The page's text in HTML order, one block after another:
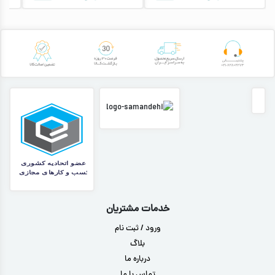
خدمات مشتریان
ورود / ثبت نام
بلاگ
درباره ما